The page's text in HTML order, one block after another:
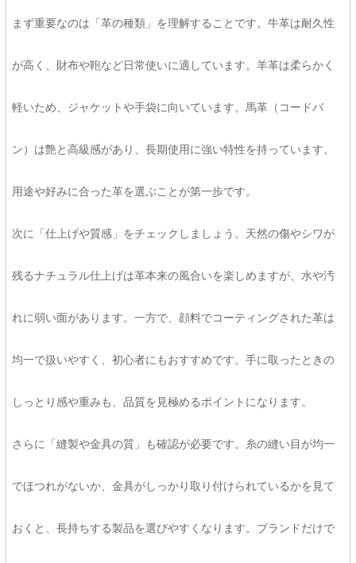
まず重要なのは「革の種類」を理解することです。牛革は耐久性
が高く、財布や鞄など日常使いに適しています。羊革は柔らかく
軽いため、ジャケットや手袋に向いています。馬革（コードバ
ン）は艶と高級感があり、長期使用に強い特性を持っています。
用途や好みに合った革を選ぶことが第一歩です。
次に「仕上げや質感」をチェックしましょう。天然の傷やシワが
残るナチュラル仕上げは革本来の風合いを楽しめますが、水や汚
れに弱い面があります。一方で、顔料でコーティングされた革は
均一で扱いやすく、初心者にもおすすめです。手に取ったときの
しっとり感や重みも、品質を見極めるポイントになります。
さらに「縫製や金具の質」も確認が必要です。糸の縫い目が均一
でほつれがないか、金具がしっかり取り付けられているかを見て
おくと、長持ちする製品を選びやすくなります。ブランドだけで